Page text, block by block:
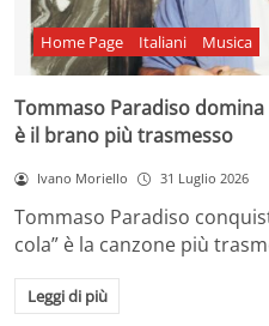
Home Page Italiani Musica
Tommaso Paradiso domina
è il brano più trasmesso
Ivano Moriello 31 Luglio 2026
Tommaso Paradiso
cola” è la canzone più
Leggi di più